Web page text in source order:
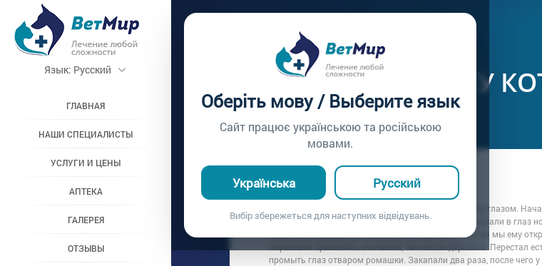
Оберіть мову / Выберите язык
Сайт працює українською та російською
мовами.
Українська Русский
Вибір збережеться для наступних відвідувань.
Язык: Русский
ГЛАВНАЯ
НАШИ СПЕЦИАЛИСТЫ
УСЛУГИ И ЦЕНЫ
АПТЕКА
ГАЛЕРЕЯ
ОТЗЫВЫ
Вопросы врачу /
ЧТО ДЕЛАТЬ, ЕСЛИ У
Вопрос врачу №77
Вопрос владельца: Диана
Дата вопроса:
17.01.2020 00:41
Здравствуйте. Кот пришел с улицы, с царапиной над глазом.
Мы промывали глаз черным чаем. После этого закапали в глаз
животных "Декавет -2". Капали несколько дней. Когда мы ему
Перестали применять эти капли, так как он дергался. Перестал
промыть глаз отваром ромашки. Закапали два раза, после